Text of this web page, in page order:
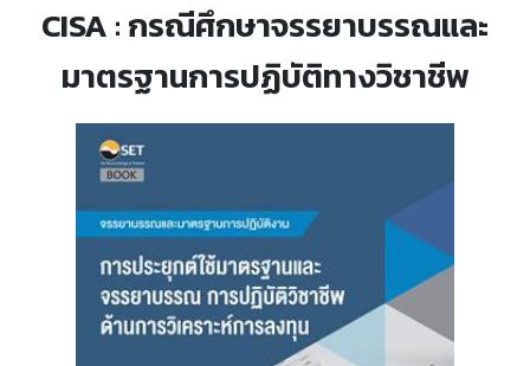
CISA : กรณีศึกษาจรรยาบรรณและ
มาตรฐานการปฏิบัติทางวิชาชีพ